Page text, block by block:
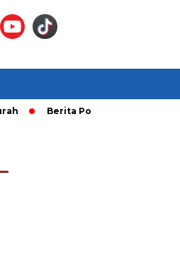
Berita Populer: Uji Coba Gage ke